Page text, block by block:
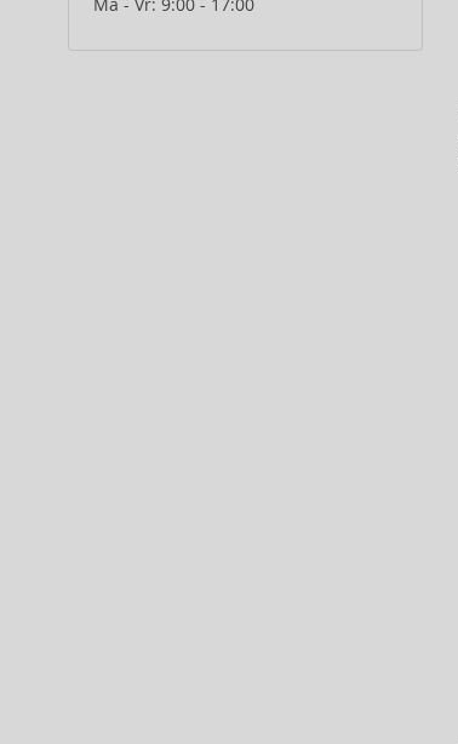
Ma - Vr: 9:00 - 17:00